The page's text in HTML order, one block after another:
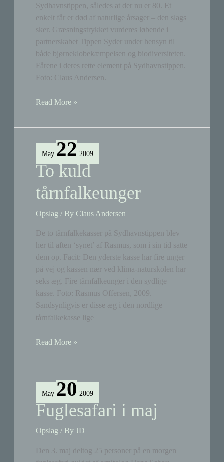
Sydhavnstippen, således at der nu er 80. Et
enkelt får er død af naturlige årsager – den slags
sker. Græsningstrykket vurderes løbende i
partnerskabet Tippen Syder under hensyn til
både bjørneklobekæmpelsen og biodiversiteten.
Fårene i deres rette element på Sydhavnstippen.
Foto: Claus Andersen.
Lidt
får
Read More »
May 22 2009
To kuld
tårnfalkeunger
Opslag / ByClaus Andersen
De to tårnfalkekasser på Sydhavnstippen blev
her til aften ‘synet’ af Rasmus, som i sin tid satte
dem op. Facit: Den yderste kasse har fire unger
på vej og kassen nær ved klima-naturskolen har
seks æg. Fire tårnfalkeunger i den sydlige
kasse. Foto: Rasmus Offersen, 2009.
Sandsynligvis er disse æg i den nordlige
tårnfalkekasse lige
To
tårnfalkeunger
Read More »
May 20 2009
Fuglesafari i maj
Opslag / ByJD
Den 3. maj deltog 25 personer på en morgen